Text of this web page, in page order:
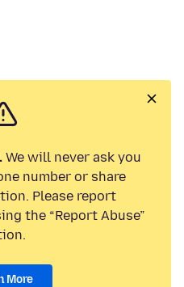
We will never ask you
number or share
Please report
the “Report Abuse”
More